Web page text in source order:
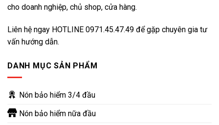
cho doanh nghiệp, chủ shop, cửa hàng.
Liên hệ ngay HOTLINE 0971.45.47.49 để gặp chuyên gia tư
vấn hướng dẫn.
DANH MỤC SẢN PHẨM
Nón bảo hiểm 3/4 đầu
Nón bảo hiểm nữa đầu